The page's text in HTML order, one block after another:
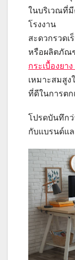
ในบริเวณที่
โรงงาน
สะดวกรวดเ
หรือผลิตภัณ
กระเบื้องยาง
เหมาะสมสูง
ที่ดีในการตก
โปรดบันทึก
กับแบรนด์แล